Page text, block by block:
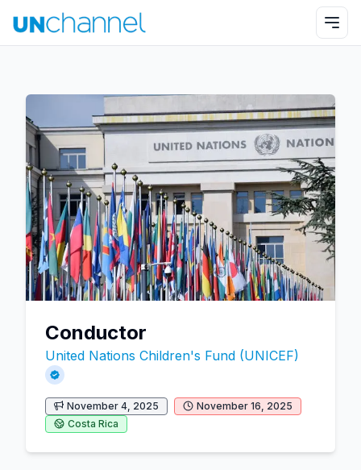
Conductor
United Nations Children's Fund (UNICEF)
November 4, 2025
November 16, 2025
Costa Rica